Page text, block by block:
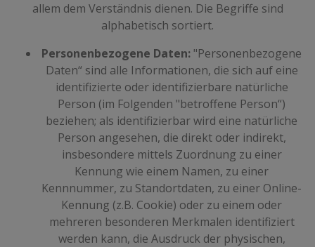
allem dem Verständnis dienen. Die Begriffe sind
alphabetisch sortiert.
Personenbezogene Daten: "Personenbezogene
Daten“ sind alle Informationen, die sich auf eine
identifizierte oder identifizierbare natürliche
Person (im Folgenden "betroffene Person“)
beziehen; als identifizierbar wird eine natürliche
Person angesehen, die direkt oder indirekt,
insbesondere mittels Zuordnung zu einer
Kennung wie einem Namen, zu einer
Kennnummer, zu Standortdaten, zu einer Online-
Kennung (z.B. Cookie) oder zu einem oder
mehreren besonderen Merkmalen identifiziert
werden kann, die Ausdruck der physischen,